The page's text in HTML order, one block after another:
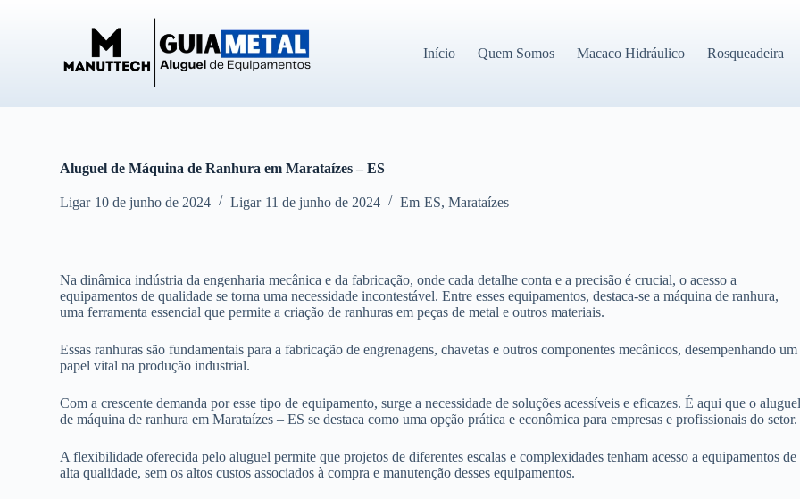
Início Quem Somos Macaco Hidráulico Rosqueadeira
Aluguel de Máquina de Ranhura em Marataízes – ES
Ligar 10 de junho de 2024 Ligar 11 de junho de 2024 Em ES,Marataízes
Na dinâmica indústria da engenharia mecânica e da fabricação, onde cada detalhe conta e a precisão é crucial, o acesso a
equipamentos de qualidade se torna uma necessidade incontestável. Entre esses equipamentos, destaca-se a máquina de ranhura,
uma ferramenta essencial que permite a criação de ranhuras em peças de metal e outros materiais.
Essas ranhuras são fundamentais para a fabricação de engrenagens, chavetas e outros componentes mecânicos, desempenhando um
papel vital na produção industrial.
Com a crescente demanda por esse tipo de equipamento, surge a necessidade de soluções acessíveis e eficazes. É aqui que o
de máquina de ranhura em Marataízes – ES se destaca como uma opção prática e econômica para empresas e profissionais do
A flexibilidade oferecida pelo aluguel permite que projetos de diferentes escalas e complexidades tenham acesso a equipamentos de
alta qualidade, sem os altos custos associados à compra e manutenção desses equipamentos.